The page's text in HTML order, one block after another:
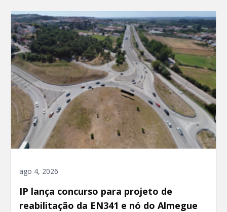
ago 4, 2026
IP lança concurso para projeto de
reabilitação da EN341 e nó do Almegue